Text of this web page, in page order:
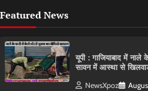
Featured News
यूपी : गाजियाबाद में
सावन में आस्था से
NewsXpoz